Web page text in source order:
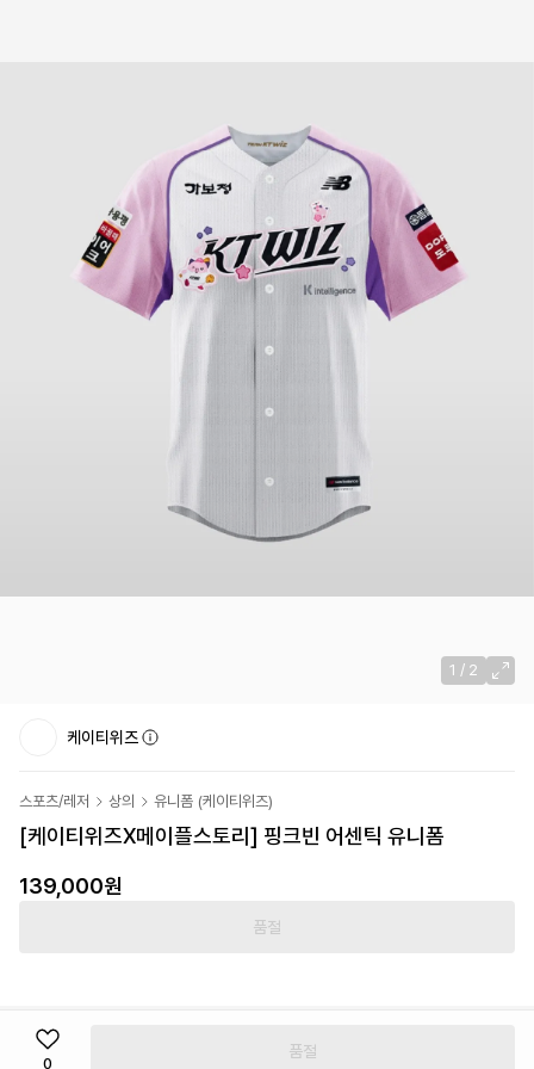
1 / 2
케이티위즈
스포츠/레저 상의 유니폼 (케이티위즈)
[케이티위즈X메이플스토리] 핑크빈 어센틱 유니폼
139,000원
품절
0
품절